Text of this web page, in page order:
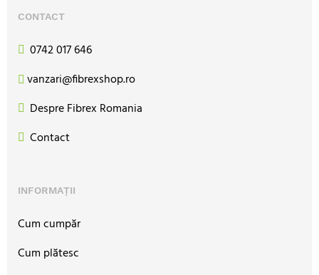
CONTACT
0742 017 646
vanzari@fibrexshop.ro
Despre Fibrex Romania
Contact
INFORMAȚII
Cum cumpăr
Cum plătesc